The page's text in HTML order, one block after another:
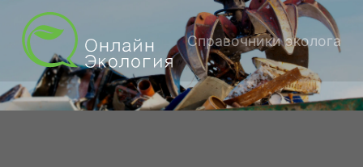
Справочники эколога